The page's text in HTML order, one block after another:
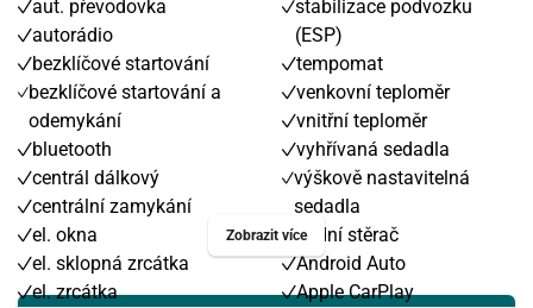
aut. převodovka
autorádio
bezklíčové startování
bezklíčové startování a
odemykání
bluetooth
centrál dálkový
centrální zamykání
el. okna
el. sklopná zrcátka
el. zrcátka
stabilizace podvozku
(ESP)
tempomat
venkovní teploměr
vnitřní teploměr
vyhřívaná sedadla
výškově nastavitelná
sedadla
zadní stěrač
Android Auto
Apple CarPlay
Zobrazit více